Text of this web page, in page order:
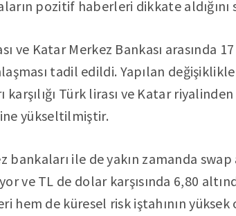
pozitif haberleri dikkate aldığını
ve Katar Merkez Bankası arasında
tadil edildi. Yapılan
Türk lirası ve Katar
yükseltilmiştir.
bankaları ile de yakın zamanda swap
ve TL de dolar karşısında 6,80
hem de küresel risk iştahının yüksek